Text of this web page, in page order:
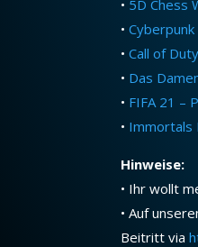
• 5D Chess
•
•Call of
• Das
• FIFA 21 –
• Immortals
Hinweise:
• Ihr wollt
• Auf
Beitritt via